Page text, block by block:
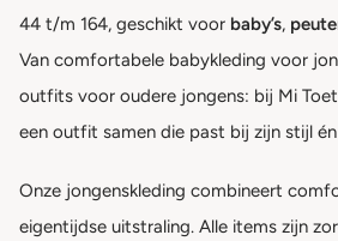
44 t/m 164, geschikt voor baby’s,
Van comfortabele babykleding voor
outfits voor oudere jongens: bij Mi
een outfit samen die past bij zijn stijl
Onze jongenskleding combineert
eigentijdse uitstraling. Alle items zijn